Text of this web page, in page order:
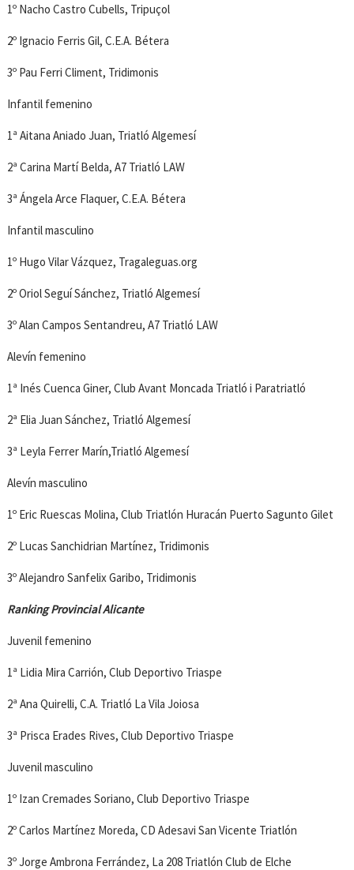
1º Nacho Castro Cubells, Tripuçol
2º Ignacio Ferris Gil, C.E.A. Bétera
3º Pau Ferri Climent, Tridimonis
Infantil femenino
1ª Aitana Aniado Juan, Triatló Algemesí
2ª Carina Martí Belda, A7 Triatló LAW
3ª Ángela Arce Flaquer, C.E.A. Bétera
Infantil masculino
1º Hugo Vilar Vázquez, Tragaleguas.org
2º Oriol Seguí Sánchez, Triatló Algemesí
3º Alan Campos Sentandreu, A7 Triatló LAW
Alevín femenino
1ª Inés Cuenca Giner, Club Avant Moncada Triatló i Paratriatló
2ª Elia Juan Sánchez, Triatló Algemesí
3ª Leyla Ferrer Marín,Triatló Algemesí
Alevín masculino
1º Eric Ruescas Molina, Club Triatlón Huracán Puerto Sagunto Gilet
2º Lucas Sanchidrian Martínez, Tridimonis
3º Alejandro Sanfelix Garibo, Tridimonis
Ranking Provincial Alicante
Juvenil femenino
1ª Lidia Mira Carrión, Club Deportivo Triaspe
2ª Ana Quirelli, C.A. Triatló La Vila Joiosa
3ª Prisca Erades Rives, Club Deportivo Triaspe
Juvenil masculino
1º Izan Cremades Soriano, Club Deportivo Triaspe
2º Carlos Martínez Moreda, CD Adesavi San Vicente Triatlón
3º Jorge Ambrona Ferrández, La 208 Triatlón Club de Elche